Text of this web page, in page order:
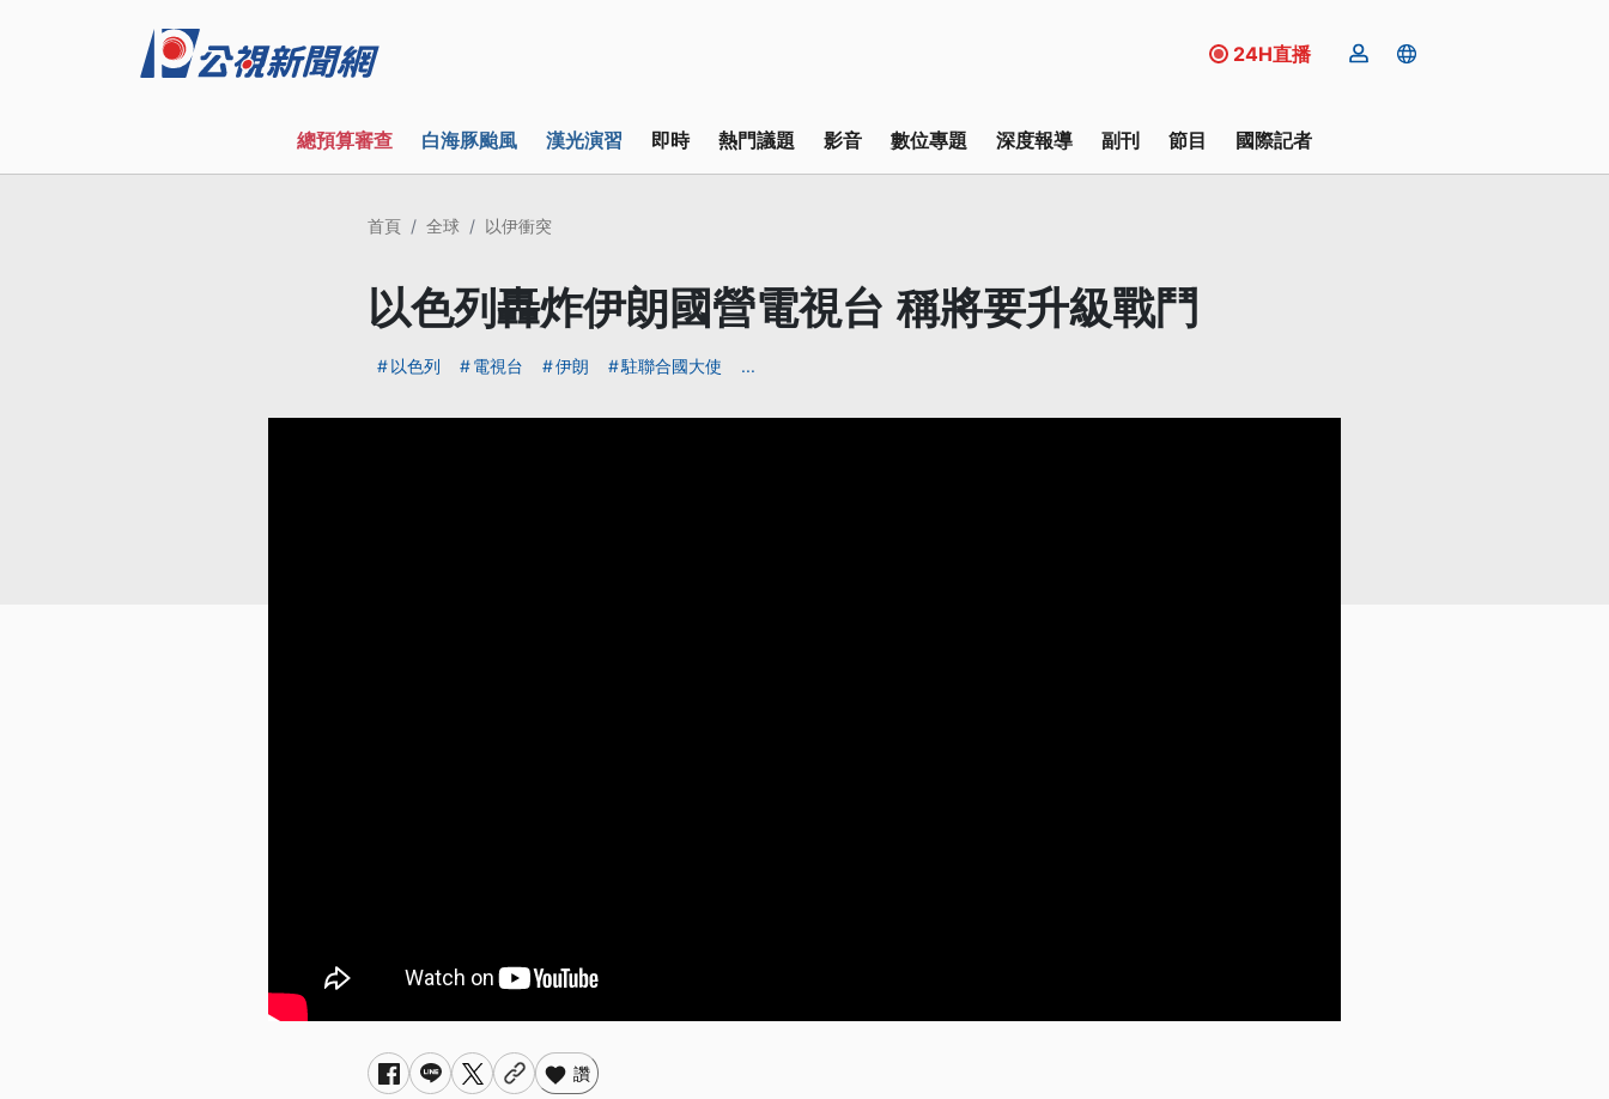
24H直播
總預算審查 白海豚颱風 漢光演習 即時 熱門議題 影音 數位專題 深度報導 副刊 節目 國際記者
首頁 全球 以伊衝突
以色列轟炸伊朗國營電視台 稱將要升級戰鬥
以色列 電視台 伊朗 駐聯合國大使 ...
讚